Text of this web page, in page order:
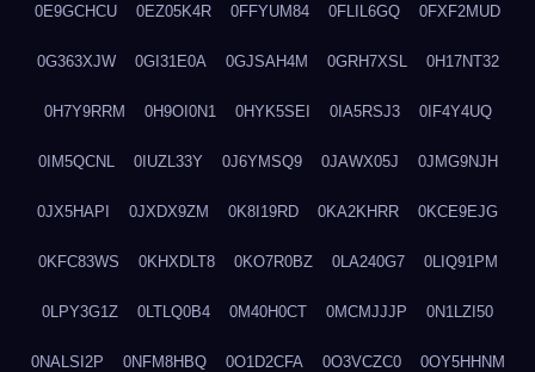
0E9GCHCU 0EZ05K4R 0FFYUM84 0FLIL6GQ 0FXF2MUD
0G363XJW 0GI31E0A 0GJSAH4M 0GRH7XSL 0H17NT32
0H7Y9RRM 0H9OI0N1 0HYK5SEI 0IA5RSJ3 0IF4Y4UQ
0IM5QCNL 0IUZL33Y 0J6YMSQ9 0JAWX05J 0JMG9NJH
0JX5HAPI 0JXDX9ZM 0K8I19RD 0KA2KHRR 0KCE9EJG
0KFC83WS 0KHXDLT8 0KO7R0BZ 0LA240G7 0LIQ91PM
0LPY3G1Z 0LTLQ0B4 0M40H0CT 0MCMJJJP 0N1LZI50
0NALSI2P 0NFM8HBQ 0O1D2CFA 0O3VCZC0 0OY5HHNM